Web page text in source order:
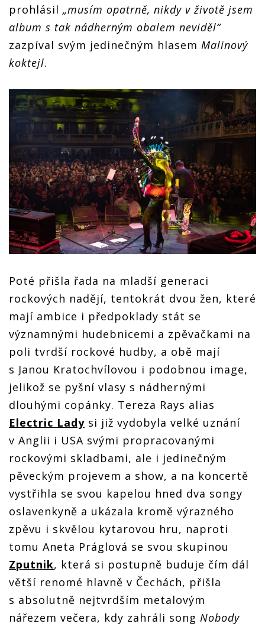
prohlásil „musím opatrně, nikdy v životě jsem
album s tak nádherným obalem neviděl“
zazpíval svým jedinečným hlasem Malinový
koktejl.
Poté přišla řada na mladší generaci
rockových nadějí, tentokrát dvou žen, které
mají ambice i předpoklady stát se
významnými hudebnicemi a zpěvačkami na
poli tvrdší rockové hudby, a obě mají
s Janou Kratochvílovou i podobnou image,
jelikož se pyšní vlasy s nádhernými
dlouhými copánky. Tereza Rays alias
Electric Lady si již vydobyla velké uznání
v Anglii i USA svými propracovanými
rockovými skladbami, ale i jedinečným
pěveckým projevem a show, a na koncertě
vystřihla se svou kapelou hned dva songy
oslavenkyně a ukázala kromě výrazného
zpěvu i skvělou kytarovou hru, naproti
tomu Aneta Práglová se svou skupinou
Zputnik, která si postupně buduje čím dál
větší renomé hlavně v Čechách, přišla
s absolutně nejtvrdším metalovým
nářezem večera, kdy zahráli song Nobody